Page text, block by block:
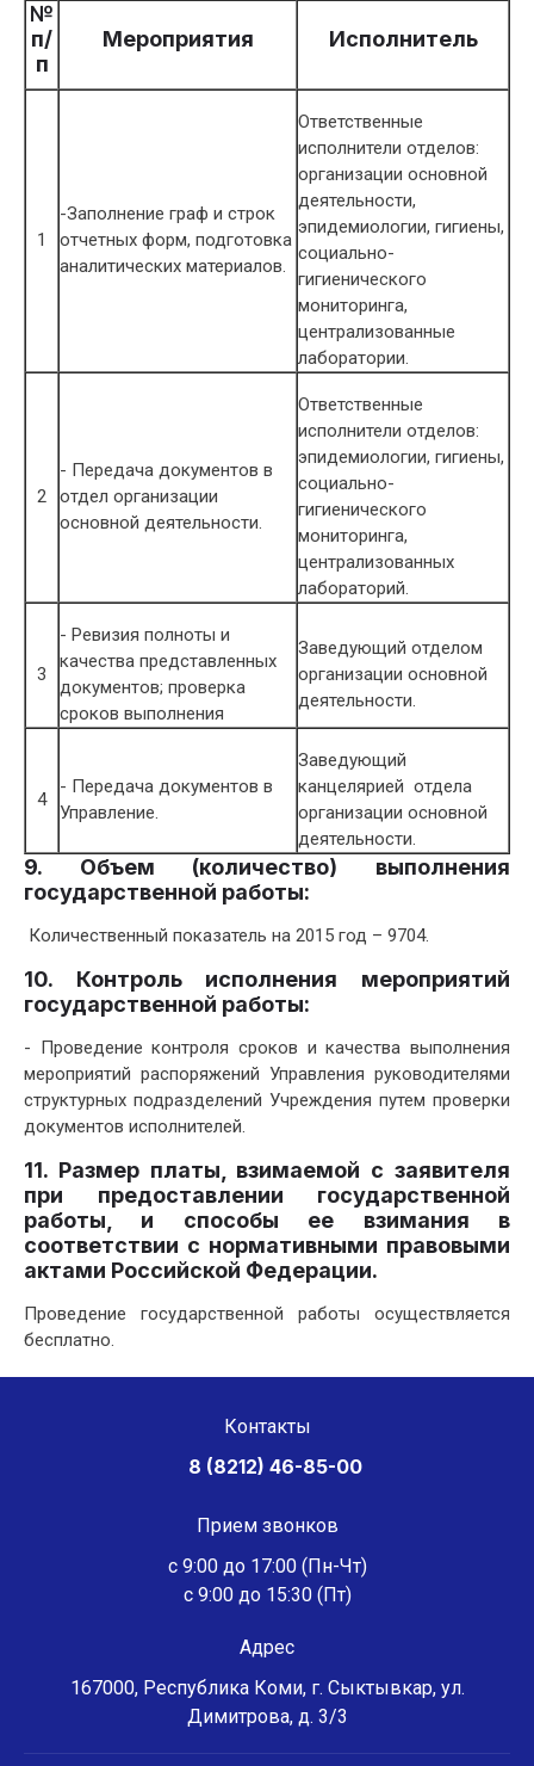
№
п/
п
Мероприятия Исполнитель
1
-Заполнение граф и строк
отчетных форм, подготовка
аналитических материалов.
Ответственные
исполнители отделов:
организации основной
деятельности,
эпидемиологии, гигиены,
социально-
гигиенического
мониторинга,
централизованные
лаборатории.
2
- Передача документов в
отдел организации
основной деятельности.
Ответственные
исполнители отделов:
эпидемиологии, гигиены,
социально-
гигиенического
мониторинга,
централизованных
лабораторий.
3
- Ревизия полноты и
качества представленных
документов; проверка
сроков выполнения
Заведующий отделом
организации основной
деятельности.
4
- Передача документов в
Управление.
Заведующий
канцелярией отдела
организации основной
деятельности.
9. Объем (количество) выполнения
государственной работы:
Количественный показатель на 2015 год – 9704.
10. Контроль исполнения мероприятий
государственной работы:
- Проведение контроля сроков и качества выполнения
мероприятий распоряжений Управления руководителями
структурных подразделений Учреждения путем проверки
документов исполнителей.
11. Размер платы, взимаемой с заявителя
при предоставлении государственной
работы, и способы ее взимания в
соответствии с нормативными правовыми
актами Российской Федерации.
Проведение государственной работы осуществляется
бесплатно.
Контакты
8 (8212) 46-85-00
Прием звонков
с 9:00 до 17:00 (Пн-Чт)
с 9:00 до 15:30 (Пт)
Адрес
167000, Республика Коми, г. Сыктывкар, ул.
Димитрова, д. 3/3